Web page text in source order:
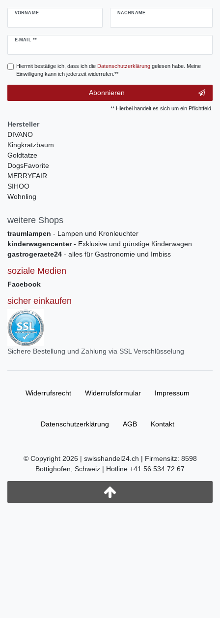
VORNAME NACHNAME
E-MAIL **
Newsletter
Hiermit bestätige ich, dass ich die Daten­schutz­erklärunggelesen habe. Meine
Einwilligung kann ich jederzeit widerrufen.**
Abonnieren
** Hierbei handelt es sich um ein Pflichtfeld.
Hersteller
DIVANO
Kingkratzbaum
Goldtatze
DogsFavorite
MERRYFAIR
SIHOO
Wohnling
weitere Shops
traumlampen - Lampen und Kronleuchter
kinderwagencenter- Exklusive und günstige Kinderwagen
gastrogeraete24 - alles für Gastronomie und Imbiss
soziale Medien
Facebook
sicher einkaufen
Sichere Bestellung und Zahlung via SSL Verschlüsselung
Widerrufs­recht Widerrufs­formular Impressum
Daten­schutz­erklärung AGB Kontakt
© Copyright 2026 | swisshandel24.ch | Firmensitz: 8598
Bottighofen, Schweiz | Hotline +41 56 534 72 67